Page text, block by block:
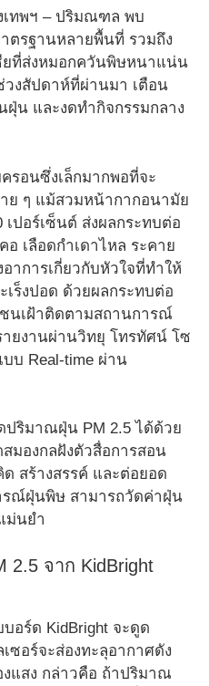
เทพฯ – ปริมณฑล พบ
ตรฐานหลายพื้นที่ รวมถึง
ที่ส่งหมอกควันพิษหนาแน่น
งสัปดาห์ที่ผ่านมา เตือน
น และงดทำกิจกรรมกลาง
รอนซึ่งเล็กมากพอที่จะ
ย ๆ แม้สวมหน้ากากอนามัย
เปอร์เซ็นต์ ส่งผลกระทบต่อ
อ เลือดกำเดาไหล ระคาย
าการเกี่ยวกับหัวใจที่ทำให้
ร็งปอด ด้วยผลกระทบต่อ
นเฝ้าติดตามสถานการณ์
ยงานผ่านวิทยุ โทรทัศน์ โซ
บ Real-time ผ่าน
ปริมาณฝุ่น PM 2.5 ได้ด้วย
มองกลฝังตัวสื่อการสอน
สร้างสรรค์ และต่อยอด
รณ์ฝุ่นพิษ สามารถวัดค่าฝุ่น
ม่นยำ
2.5 จาก KidBright
อร์ด KidBright จะดูด
ซอร์จะส่องทะลุอากาศดัง
แสง กล่าวคือ ถ้าปริมาณ